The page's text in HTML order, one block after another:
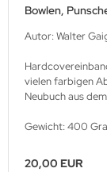
Bowlen,
Autor: Walter
vielen farbigen
Neubuch aus
Gewicht: 400
20,00 EUR